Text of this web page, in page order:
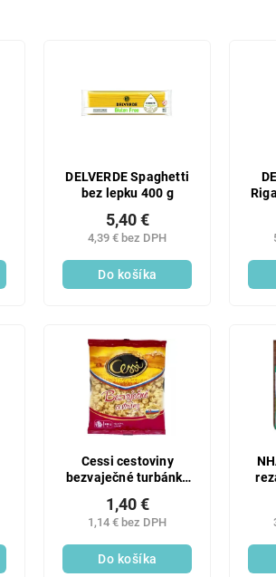
DELVERDE Spaghetti
bez lepku 400 g
4,39 € bez DPH
5,40 €
Do košíka
Cessi cestoviny
bezvaječné turbánky
1,14 € bez DPH
1,40 €
Do košíka